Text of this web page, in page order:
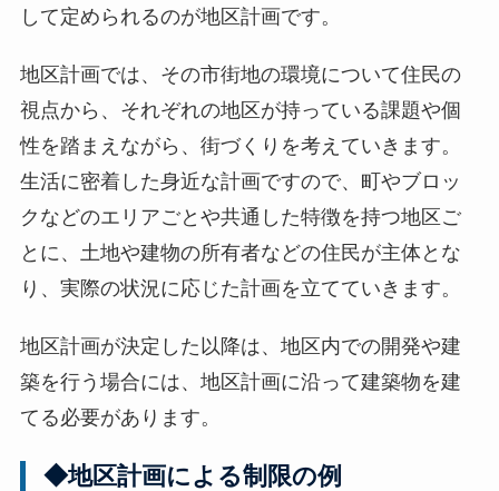
して定められるのが地区計画です。
地区計画では、その市街地の環境について住民の
視点から、それぞれの地区が持っている課題や個
性を踏まえながら、街づくりを考えていきます。
生活に密着した身近な計画ですので、町やブロッ
クなどのエリアごとや共通した特徴を持つ地区ご
とに、土地や建物の所有者などの住民が主体とな
り、実際の状況に応じた計画を立てていきます。
地区計画が決定した以降は、地区内での開発や建
築を行う場合には、地区計画に沿って建築物を建
てる必要があります。
◆地区計画による制限の例